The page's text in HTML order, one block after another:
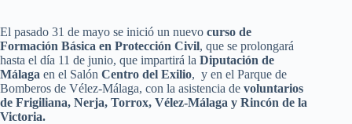
El pasado 31 de mayo se inició un nuevo curso de
Formación Básica en Protección Civil, que se prolongará
hasta el día 11 de junio, que impartirá la Diputación de
Málaga en el Salón Centro del Exilio, y en el Parque de
Bomberos de Vélez-Málaga, con la asistencia de voluntarios
de Frigiliana, Nerja, Torrox, Vélez-Málaga y Rincón de la
Victoria.